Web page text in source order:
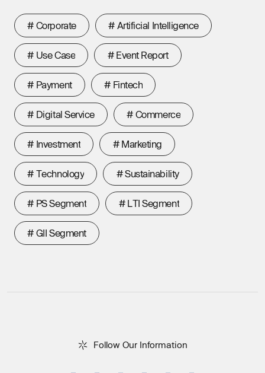
# Corporate
#Corporate
# Artificial Intelligence
#ArtificialIntelligence
# UseCase
#UseCase
# Event Report
#EventReport
# Payment
#Payment
# Fintech
#Fintech
# Digital Service
#DigitalService
# Commerce
#Commerce
# Investment
#Investment
# Marketing
#Marketing
# Technology
#Technology
#Sustainability
#Sustainability
# PSSegment
#PSSegment
# LTI Segment
#LTISegment
# GII Segment
#GIISegment
Follow Our Information
Follow Our Information